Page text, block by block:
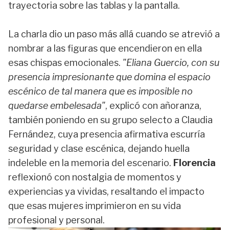
trayectoria sobre las tablas y la pantalla.
La charla dio un paso más allá cuando se atrevió a
nombrar a las figuras que encendieron en ella
esas chispas emocionales. "Eliana Guercio, con su
presencia impresionante que domina el espacio
escénico de tal manera que es imposible no
quedarse embelesada", explicó con añoranza,
también poniendo en su grupo selecto a Claudia
Fernández, cuya presencia afirmativa escurría
seguridad y clase escénica, dejando huella
indeleble en la memoria del escenario. Florencia
reflexionó con nostalgia de momentos y
experiencias ya vividas, resaltando el impacto
que esas mujeres imprimieron en su vida
profesional y personal.